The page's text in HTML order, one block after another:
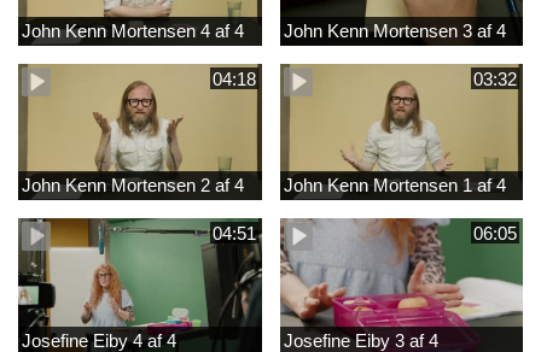
John Kenn Mortensen 4 af 4 John Kenn Mortensen 3 af 4
04:18
John Kenn Mortensen 2 af 4
03:32
John Kenn Mortensen 1 af 4
04:51
Josefine Eiby 4 af 4
06:05
Josefine Eiby 3 af 4